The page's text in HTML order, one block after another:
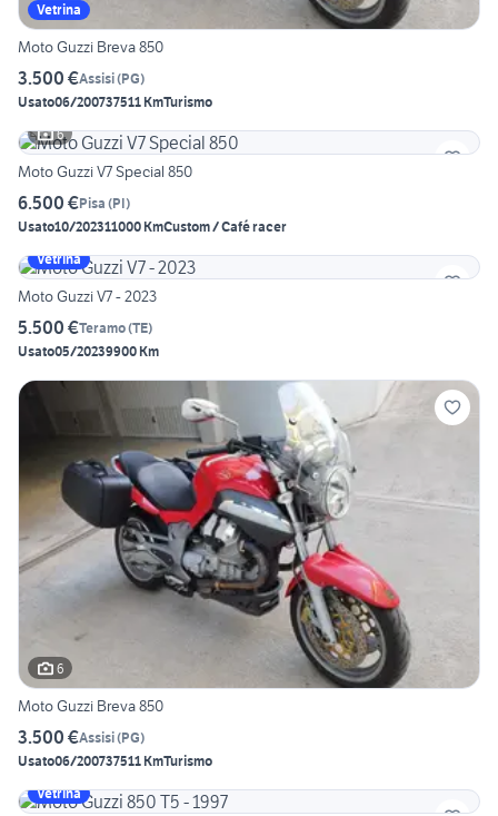
Vetrina
Moto Guzzi Breva 850
3.500 €Assisi(PG)
Usato06/200737511 KmTurismo
6
Moto Guzzi V7 Special 850
6.500 €Pisa (PI)
Usato10/202311000 KmCustom / Café racer
Vetrina
Moto Guzzi V7 - 2023
5.500 €Teramo(TE)
Usato05/20239900 Km
6
Moto Guzzi Breva 850
3.500 €Assisi(PG)
Usato06/200737511 KmTurismo
Vetrina